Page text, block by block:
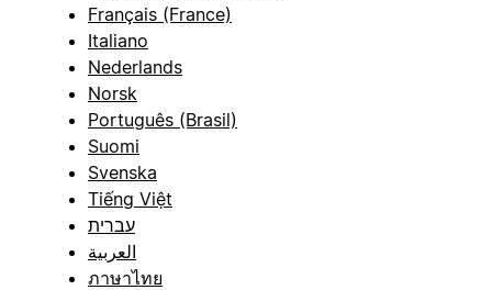
Français (France)
Italiano
Nederlands
Norsk
Português (Brasil)
Suomi
Svenska
Tiếng Việt
עברית
العربية
ภาษาไทย